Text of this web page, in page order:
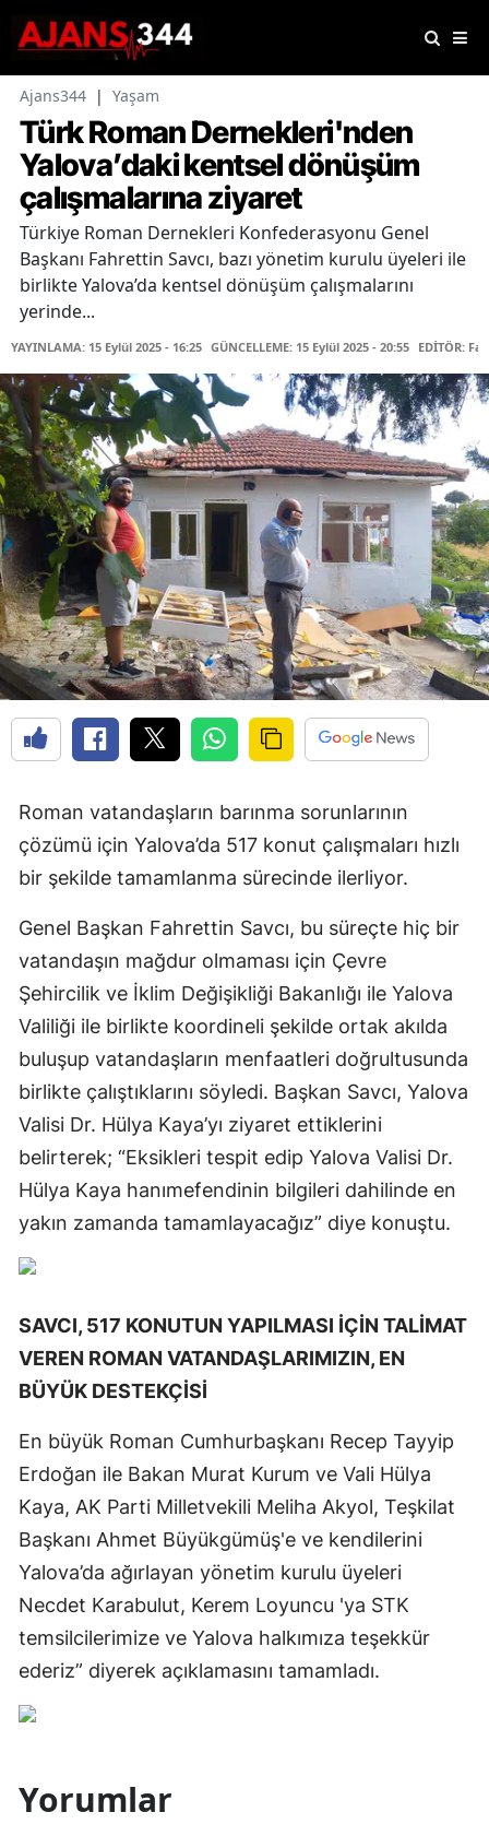
Ajans344 | Yaşam
Türk Roman Dernekleri'nden
Yalova’daki kentsel dönüşüm
çalışmalarına ziyaret
Türkiye Roman Dernekleri Konfederasyonu Genel
Başkanı Fahrettin Savcı, bazı yönetim kurulu üyeleri ile
birlikte Yalova’da kentsel dönüşüm çalışmalarını
yerinde...
YAYINLAMA: 15 Eylül 2025 - 16:25 GÜNCELLEME: 15 Eylül 2025 - 20:55 EDİTÖR:
Roman vatandaşların barınma sorunlarının
çözümü için Yalova’da 517 konut çalışmaları hızlı
bir şekilde tamamlanma sürecinde ilerliyor.
Genel Başkan Fahrettin Savcı, bu süreçte hiç bir
vatandaşın mağdur olmaması için Çevre
Şehircilik ve İklim Değişikliği Bakanlığı ile Yalova
Valiliği ile birlikte koordineli şekilde ortak akılda
buluşup vatandaşların menfaatleri doğrultusunda
birlikte çalıştıklarını söyledi. Başkan Savcı, Yalova
Valisi Dr. Hülya Kaya’yı ziyaret ettiklerini
belirterek; “Eksikleri tespit edip Yalova Valisi Dr.
Hülya Kaya hanımefendinin bilgileri dahilinde en
yakın zamanda tamamlayacağız” diye konuştu.
SAVCI, 517 KONUTUN YAPILMASI İÇİN TALİMAT
VEREN ROMAN VATANDAŞLARIMIZIN, EN
BÜYÜK DESTEKÇİSİ
En büyük Roman Cumhurbaşkanı Recep Tayyip
Erdoğan ile Bakan Murat Kurum ve Vali Hülya
Kaya, AK Parti Milletvekili Meliha Akyol, Teşkilat
Başkanı Ahmet Büyükgümüş'e ve kendilerini
Yalova’da ağırlayan yönetim kurulu üyeleri
Necdet Karabulut, Kerem Loyuncu 'ya STK
temsilcilerimize ve Yalova halkımıza teşekkür
ederiz” diyerek açıklamasını tamamladı.
Yorumlar